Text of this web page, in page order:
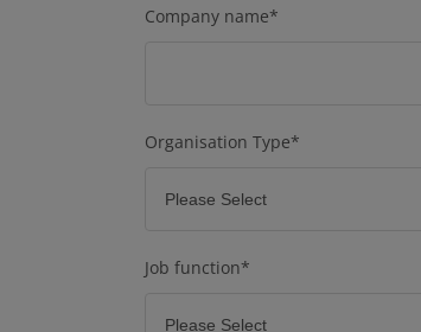
Company name*
Organisation Type*
Job function*